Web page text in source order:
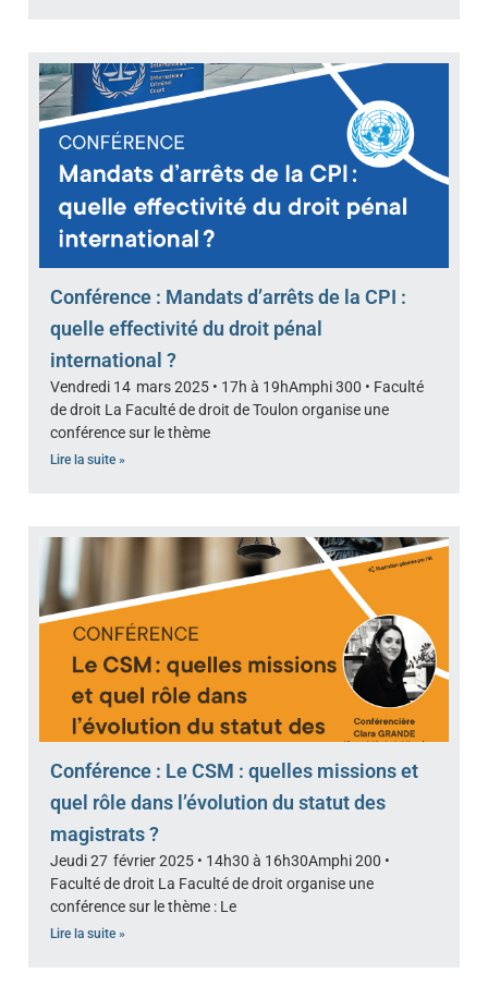
Conférence : Mandats d’arrêts de la CPI :
quelle effectivité du droit pénal
international ?
Vendredi 14 mars 2025 • 17h à 19hAmphi 300 • Faculté
de droit La Faculté de droit de Toulon organise une
conférence sur le thème
Lire la suite »
Conférence : Le CSM : quelles missions et
quel rôle dans l’évolution du statut des
magistrats ?
Jeudi 27 février 2025 • 14h30 à 16h30Amphi 200 •
Faculté de droit La Faculté de droit organise une
conférence sur le thème : Le
Lire la suite »